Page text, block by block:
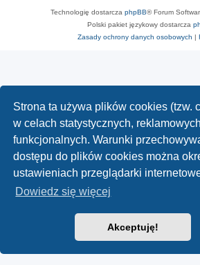
Strona ta używa plików cookies (tzw.
w celach statystycznych,
funkcjonalnych. Warunki
dostępu do plików cookies można
ustawieniach przeglądarki
Dowiedz się więcej
Akceptuję!
Technologię dostarcza phpBB® Forum
Polski pakiet językowy dostarcza
Zasady ochrony danych osobowych |